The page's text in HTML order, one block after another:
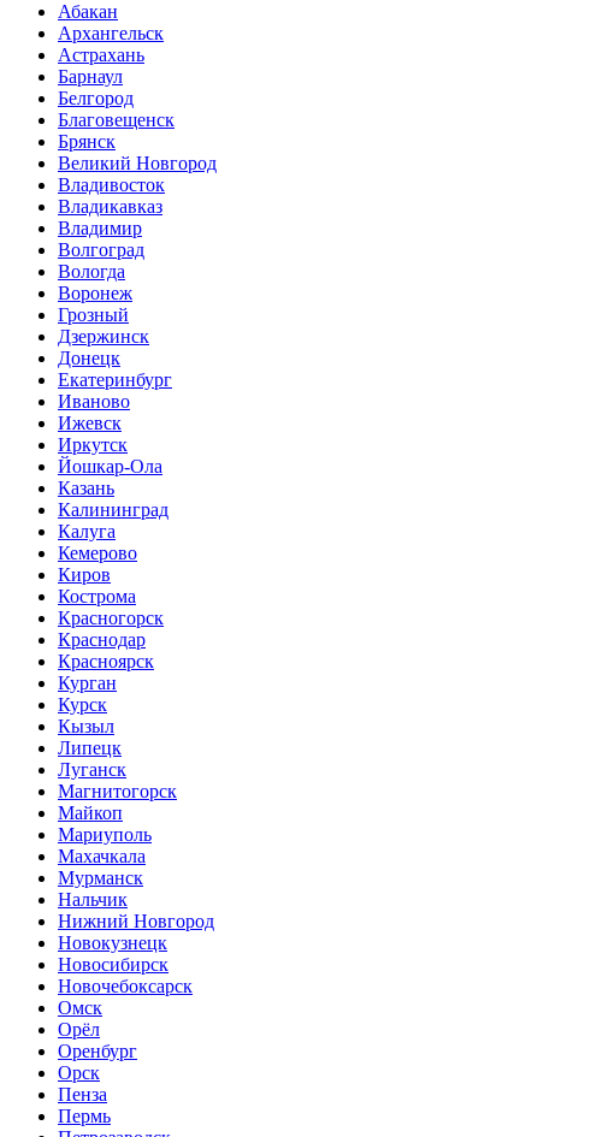
Абакан
Архангельск
Астрахань
Барнаул
Белгород
Благовещенск
Брянск
Великий Новгород
Владивосток
Владикавказ
Владимир
Волгоград
Вологда
Воронеж
Грозный
Дзержинск
Донецк
Екатеринбург
Иваново
Ижевск
Иркутск
Йошкар-Ола
Казань
Калининград
Калуга
Кемерово
Киров
Кострома
Красногорск
Краснодар
Красноярск
Курган
Курск
Кызыл
Липецк
Луганск
Магнитогорск
Майкоп
Мариуполь
Махачкала
Мурманск
Нальчик
Нижний Новгород
Новокузнецк
Новосибирск
Новочебоксарск
Омск
Орёл
Оренбург
Орск
Пенза
Пермь